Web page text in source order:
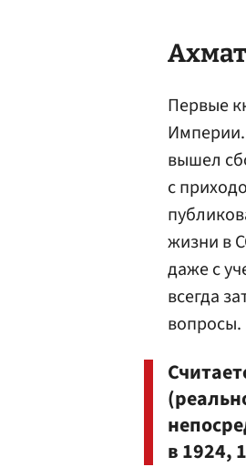
Первые
Империи.
вышел
с
жизни в
даже с
всегда
вопросы.
в 1924,